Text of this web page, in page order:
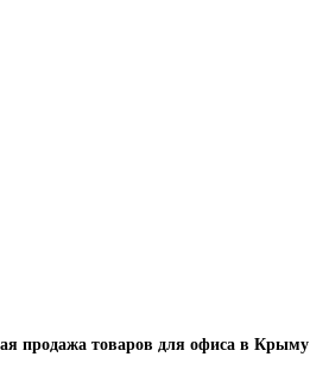
продажа товаров для офиса в Крыму